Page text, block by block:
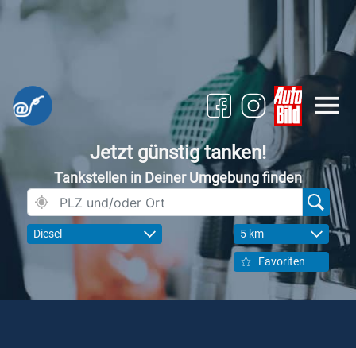
Jetzt günstig tanken!
Tankstellen in Deiner Umgebung finden
Diesel 5 km
Favoriten